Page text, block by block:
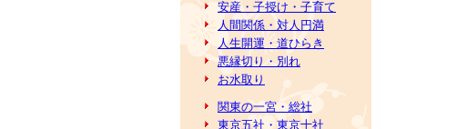
安産・子授け・子育て
人間関係・対人円満
人生開運・道ひらき
悪縁切り・別れ
お水取り
関東の一宮・総社
東京五社・東京十社